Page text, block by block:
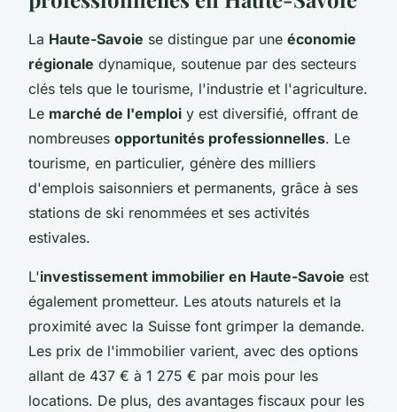
La Haute-Savoie se distingue par une économie
régionale dynamique, soutenue par des secteurs
clés tels que le tourisme, l'industrie et l'agriculture.
Le marché de l'emploi y est diversifié, offrant de
nombreuses opportunités professionnelles. Le
tourisme, en particulier, génère des milliers
d'emplois saisonniers et permanents, grâce à ses
stations de ski renommées et ses activités
estivales.
L'investissement immobilier en Haute-Savoie est
également prometteur. Les atouts naturels et la
proximité avec la Suisse font grimper la demande.
Les prix de l'immobilier varient, avec des options
allant de 437 € à 1 275 € par mois pour les
locations. De plus, des avantages fiscaux pour les